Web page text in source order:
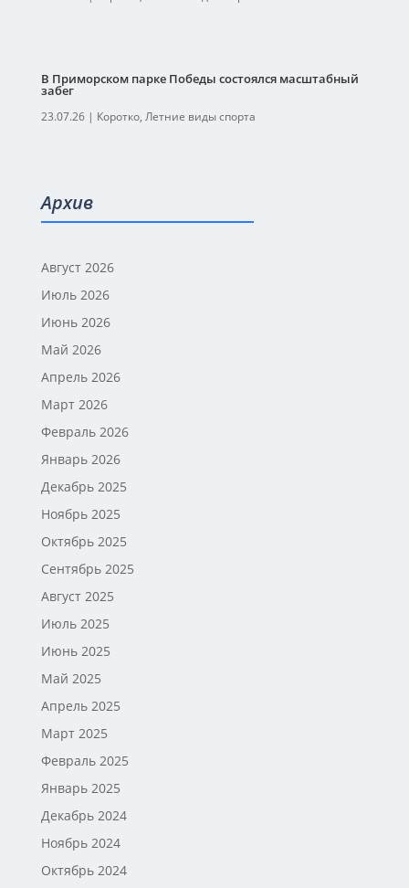
В Приморском парке Победы состоялся масштабный
забег
23.07.26| Коротко, Летние виды спорта
Архив
Август 2026
Июль 2026
Июнь 2026
Май 2026
Апрель 2026
Март 2026
Февраль 2026
Январь 2026
Декабрь 2025
Ноябрь 2025
Октябрь 2025
Сентябрь 2025
Август 2025
Июль 2025
Июнь 2025
Май 2025
Апрель 2025
Март 2025
Февраль 2025
Январь 2025
Декабрь 2024
Ноябрь 2024
Октябрь 2024